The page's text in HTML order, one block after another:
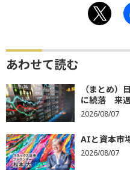
あわせて読む
（まとめ）
に続落 来
2026/08/07
AIと資本市
2026/08/07